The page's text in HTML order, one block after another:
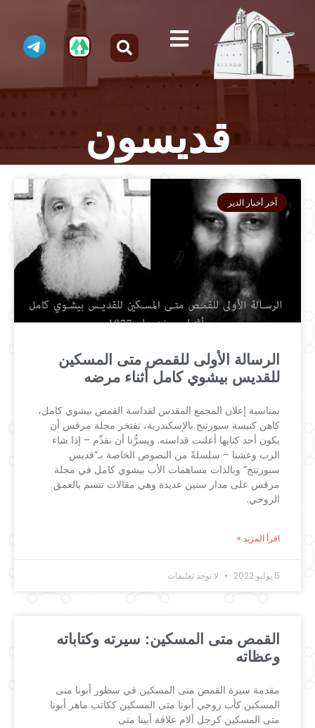
قديسون
آخر أخبار الدير
الرسالة الأولى للقمص متى المسكين
للقديس بيشوي كامل أثناء مرضه
بمناسبة إعلان المجمع المقدس لقداسة القمص بيشوي كامل،
كاهن كنيسة سبورتنج بالإسكندرية، تفتخر مجلة مرقس أن
يكون أحد كتابها أعلنت قداسته. ويسرُّنا أن نقدِّم – إذا شاء
الرب وعشنا – سلسلةً من النصوص الخاصة بـ”قديس
سبورتنج” وبالذات مساهمات الأب بيشوي كامل في مجلة
مرقس على مدار سنين عديدة وهي مقالات تتسم بالعمق
الروحي.
اقرأ المزيد »
5 يوليو 2022 لا توجد تعليقات
القمص متى المسكين: سيرته وكتاباته
وعظاته
مقدمة سيرة القمص متى المسكين في سطور أبونا متى
المسكين كأب روحي أبونا متى المسكين ككاتب ماهر أبونا
متى المسكين كرجل آلام علاقة أبينا متى